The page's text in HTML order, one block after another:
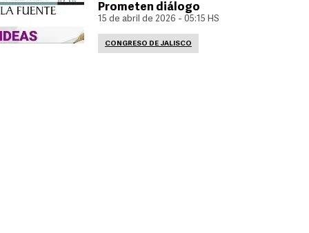
Prometen diálogo
15 de abril de 2026 - 05:15 HS
CONGRESO DE JALISCO